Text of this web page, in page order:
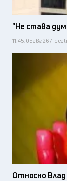
"Не става
11:45, 05 авг 26 /
Относно Влад